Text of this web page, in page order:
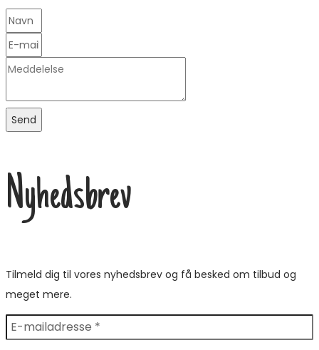
Send
Nyhedsbrev
Tilmeld dig til vores nyhedsbrev og få besked om tilbud og
meget mere.